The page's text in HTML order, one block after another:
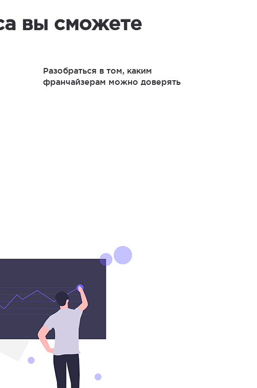
вы сможете
Разобраться в том, каким
франчайзерам можно доверять